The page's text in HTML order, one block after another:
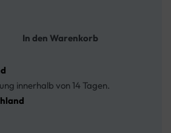
In den Warenkorb
innerhalb von 14 Tagen.